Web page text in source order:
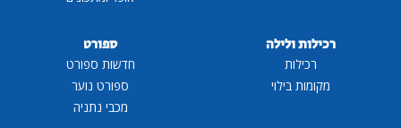
רכילות ולילה
רכילות
מקומות בילוי
ספורט
חדשות ספורט
ספורט נוער
מכבי נתניה